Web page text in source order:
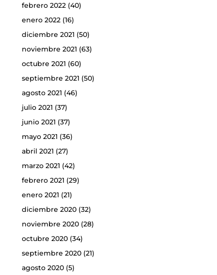
febrero 2022(40)
enero 2022(16)
diciembre 2021 (50)
noviembre 2021 (63)
octubre 2021 (60)
septiembre 2021 (50)
agosto 2021 (46)
julio 2021 (37)
junio 2021 (37)
mayo 2021 (36)
abril 2021 (27)
marzo 2021 (42)
febrero 2021 (29)
enero 2021 (21)
diciembre 2020(32)
noviembre 2020(28)
octubre 2020(34)
septiembre 2020(21)
agosto 2020(5)